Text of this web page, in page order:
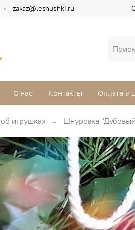
zakaz@lesnushki.ru
О нас Контакты Оплата и
игрушках Шнуровка "Дубовый